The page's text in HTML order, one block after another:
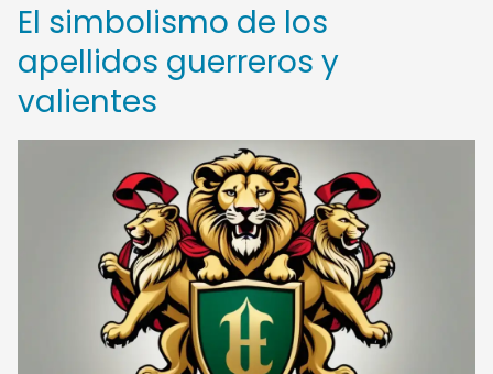
El simbolismo de los
apellidos guerreros y
valientes